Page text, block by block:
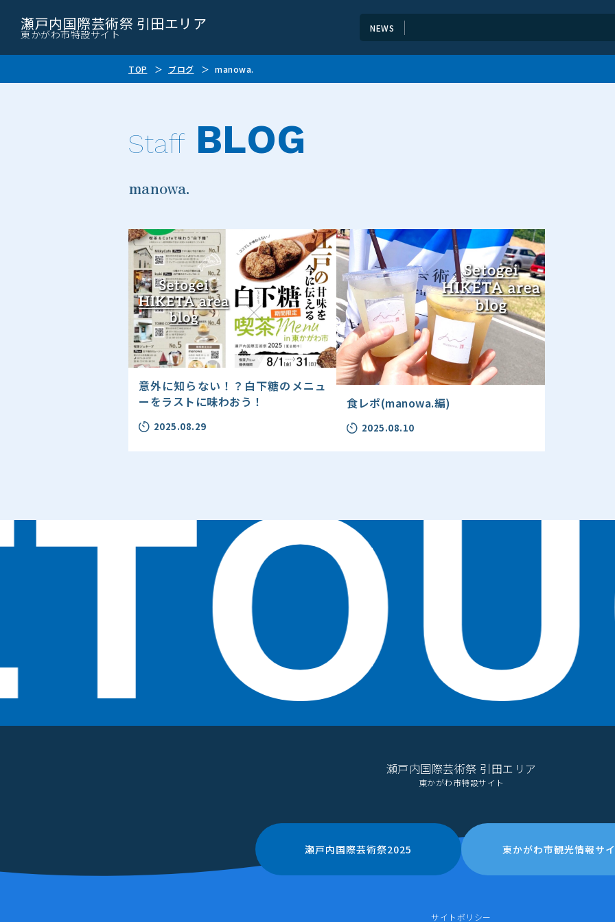
瀬戸内国際芸術祭 引田エリア
東かがわ市特設サイト NEWS
TOP ブログ manowa.
Staff BLOG
manowa.
意外に知らない！？白下糖のメニュ
ーをラストに味わおう！
2025.08.29
食レポ(manowa.編)
2025.08.10
瀬戸内国際芸術祭 引田エリア
東かがわ市特設サイト
瀬戸内国際芸術祭2025 東かがわ市観光情報サ
サイトポリシー